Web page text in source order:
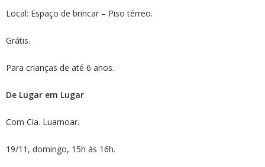
Local: Espaço de brincar – Piso térreo.
Grátis.
Para crianças de até 6 anos.
De Lugar em Lugar
Com Cia. Luarnoar.
19/11, domingo, 15h às 16h.